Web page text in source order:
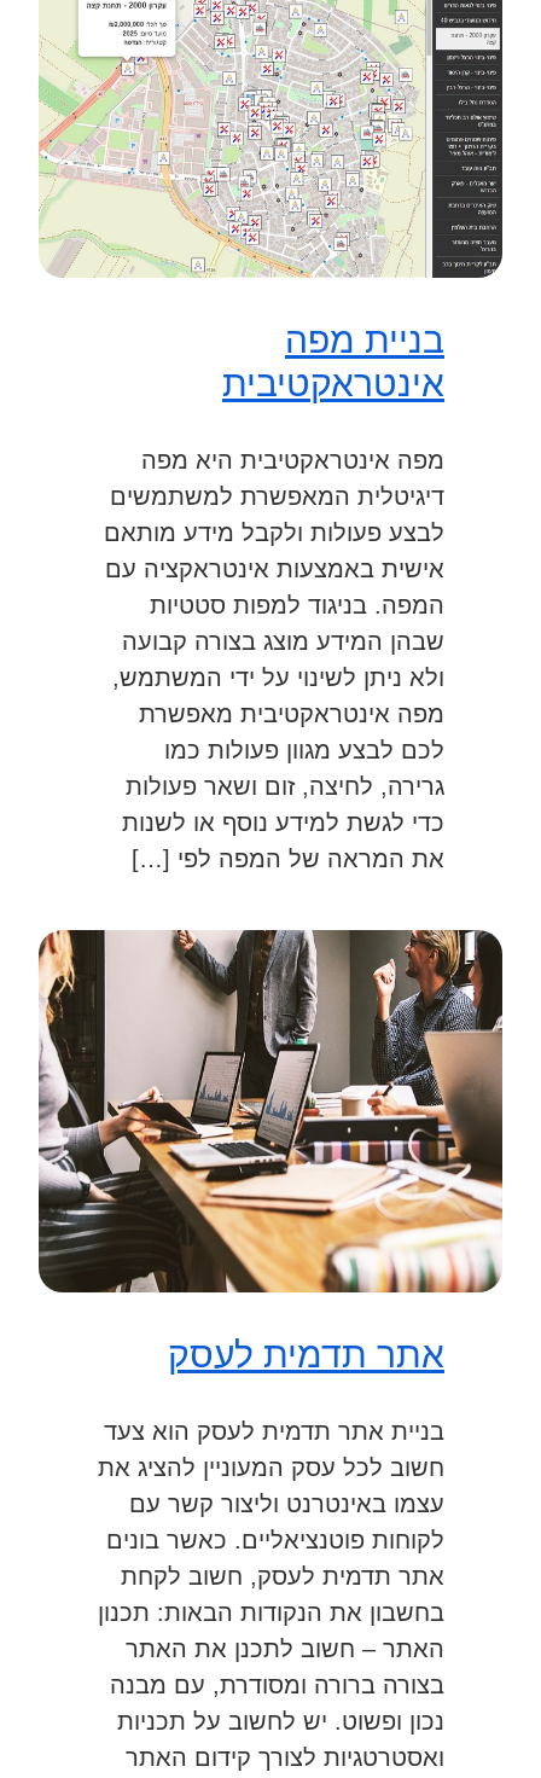
בניית מפה
אינטראקטיבית
מפה אינטראקטיבית היא מפה
דיגיטלית המאפשרת למשתמשים
לבצע פעולות ולקבל מידע מותאם
אישית באמצעות אינטראקציה עם
המפה. בניגוד למפות סטטיות
שבהן המידע מוצג בצורה קבועה
ולא ניתן לשינוי על ידי המשתמש,
מפה אינטראקטיבית מאפשרת
לכם לבצע מגוון פעולות כמו
גרירה, לחיצה, זום ושאר פעולות
כדי לגשת למידע נוסף או לשנות
את המראה של המפה לפי […]
אתר תדמית לעסק
בניית אתר תדמית לעסק הוא צעד
חשוב לכל עסק המעוניין להציג את
עצמו באינטרנט וליצור קשר עם
לקוחות פוטנציאליים. כאשר בונים
אתר תדמית לעסק, חשוב לקחת
בחשבון את הנקודות הבאות: תכנון
האתר – חשוב לתכנן את האתר
בצורה ברורה ומסודרת, עם מבנה
נכון ופשוט. יש לחשוב על תכניות
ואסטרטגיות לצורך קידום האתר